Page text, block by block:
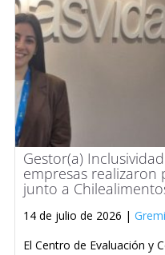
Gestor(a)
empresas realizaron
junto a
14 de julio de 2026 |
El Centro de Evaluación y